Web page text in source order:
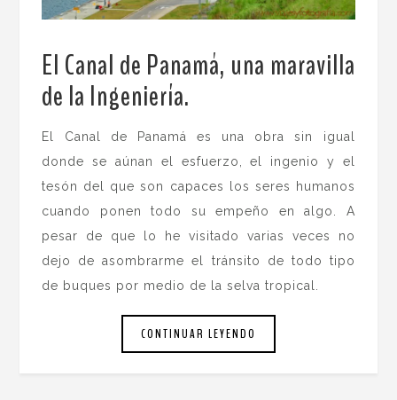
El Canal de Panamá, una maravilla
de la Ingeniería.
El Canal de Panamá es una obra sin igual
donde se aúnan el esfuerzo, el ingenio y el
tesón del que son capaces los seres humanos
cuando ponen todo su empeño en algo. A
pesar de que lo he visitado varias veces no
dejo de asombrarme el tránsito de todo tipo
de buques por medio de la selva tropical.
CONTINUAR LEYENDO